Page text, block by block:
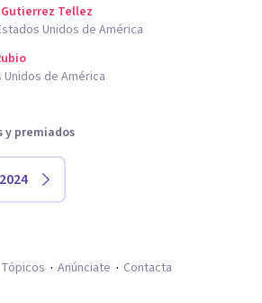
Tellez
Unidos de América
de América
y premiados
Tópicos Anúnciate Contacta